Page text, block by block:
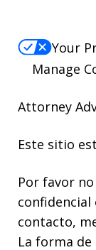
Your
Manage
Attorney
Este sitio
Por favor
confidencial
contacto,
La forma